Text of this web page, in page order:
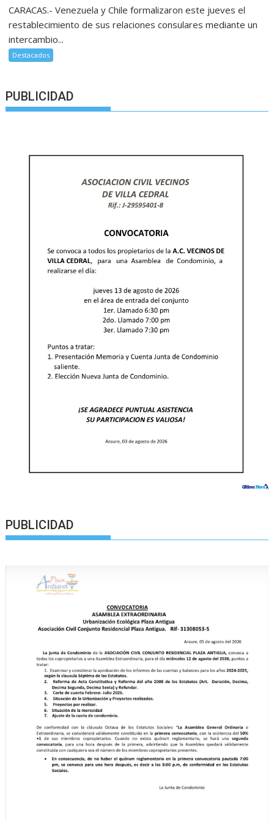
CARACAS.- Venezuela y Chile formalizaron este jueves el
restablecimiento de sus relaciones consulares mediante un
intercambio...
Destacados
PUBLICIDAD
PUBLICIDAD